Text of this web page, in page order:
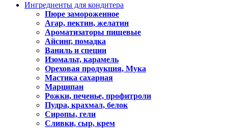
Ингредиенты для кондитера
Пюре замороженное
Агар, пектин, желатин
Ароматизаторы пищевые
Айсинг, помадка
Ваниль и специи
Изомальт, карамель
Ореховая продукция, Мука
Мастика сахарная
Марципан
Рожки, печенье, профитроли
Пудра, крахмал, белок
Сиропы, гели
Сливки, сыр, крем